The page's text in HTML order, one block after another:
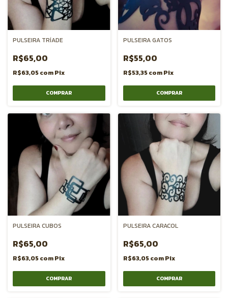
PULSEIRA TRÍADE
R$65,00
R$63,05comPix
PULSEIRA GATOS
R$55,00
R$53,35comPix
PULSEIRA CUBOS
R$65,00
R$63,05comPix
PULSEIRA CARACOL
R$65,00
R$63,05comPix